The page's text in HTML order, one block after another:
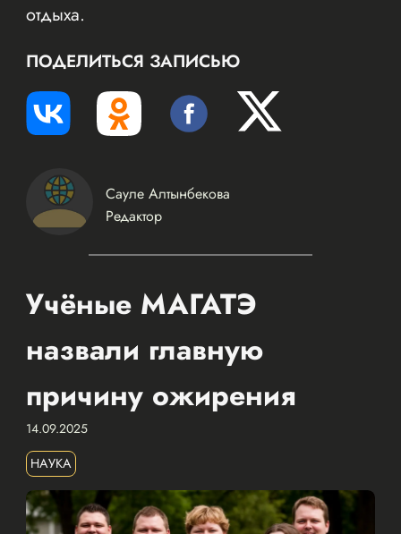
отдыха.
ПОДЕЛИТЬСЯ ЗАПИСЬЮ
Сауле Алтынбекова
Редактор
Учёные МАГАТЭ
назвали главную
причину ожирения
14.09.2025
НАУКА